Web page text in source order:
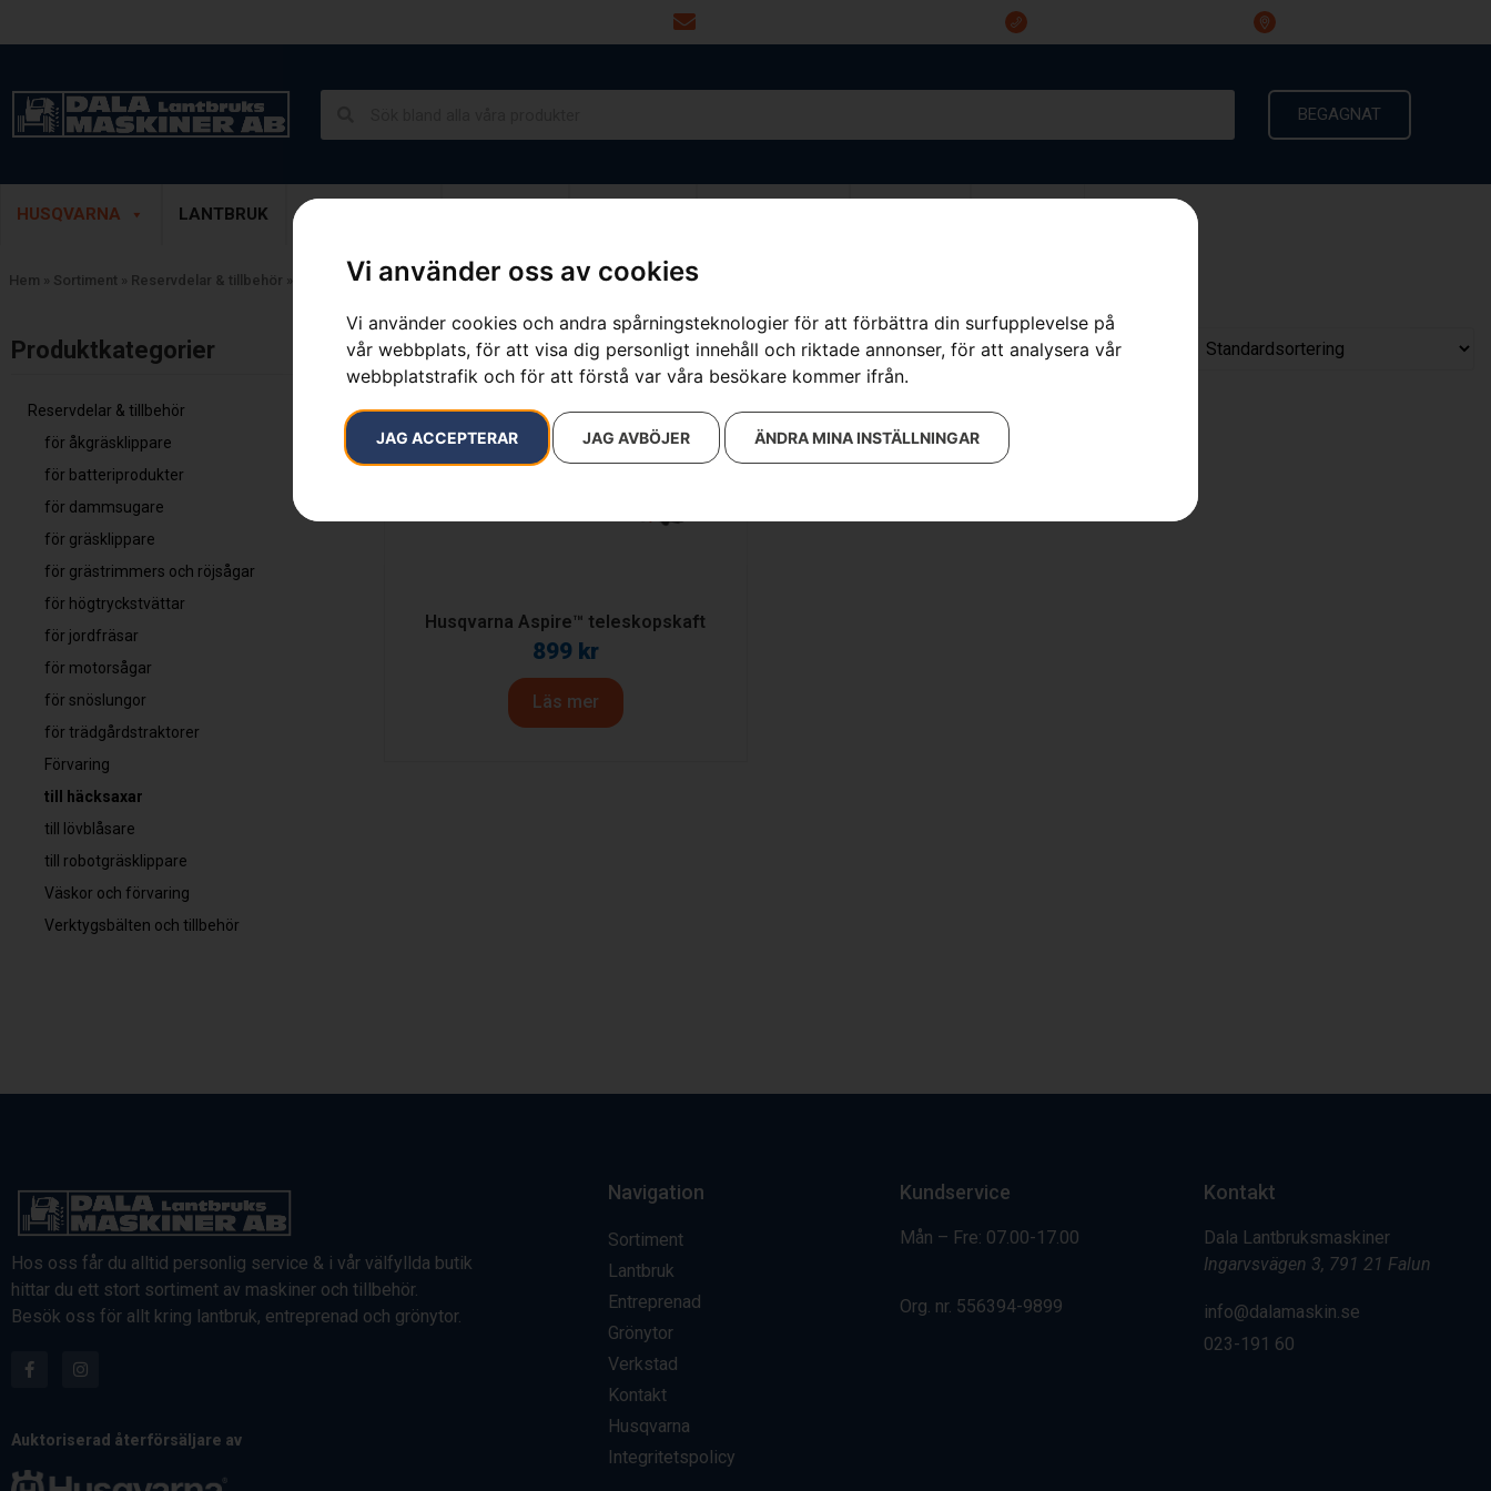
Vi använder oss av cookies
Vi använder cookies och andra spårningsteknologier för att förbättra din surfupplevelse på
vår webbplats, för att visa dig personligt innehåll och riktade annonser, för att analysera vår
webbplatstrafik och för att förstå var våra besökare kommer ifrån.
JAG ACCEPTERAR JAG AVBÖJER ÄNDRA MINA INSTÄLLNINGAR
BEGAGNAT
HUSQVARNA LANTBRUK
Hem » Sortiment » Reservdelar & tillbehör » till häcksaxar
Produktkategorier​
Reservdelar & tillbehör
för åkgräsklippare
för batteriprodukter
för dammsugare
för gräsklippare
för grästrimmers och röjsågar
för högtryckstvättar
för jordfräsar
för motorsågar
för snöslungor
för trädgårdstraktorer
Förvaring
till häcksaxar
till lövblåsare
till robotgräsklippare
Väskor och förvaring
Verktygsbälten och tillbehör
Endast ett sökresultat
Husqvarna Aspire™ teleskopskaft
899 kr
Läs mer
Hos oss får du alltid personlig service & i vår välfyllda butik
hittar du ett stort sortiment av maskiner och tillbehör.
Besök oss för allt kring lantbruk, entreprenad och grönytor.
Auktoriserad återförsäljare av
Navigation
Sortiment
Lantbruk
Entreprenad
Grönytor
Verkstad
Kontakt
Husqvarna
Integritetspolicy
Kundservice
Mån – Fre: 07.00-17.00
Org. nr. 556394-9899
Kontakt
Dala Lantbruksmaskiner
Ingarvsvägen 3, 791 21 Falun
info@dalamaskin.se
023-191 60